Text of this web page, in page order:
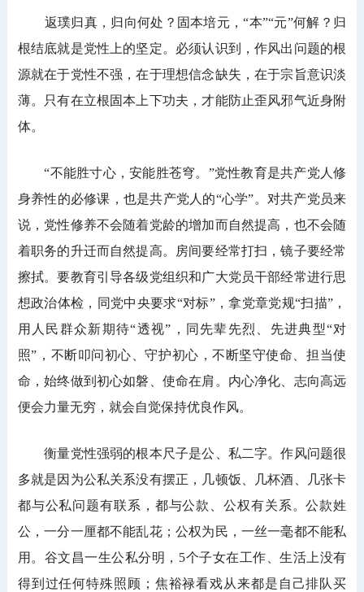
返璞归真，归向何处？固本培元，“本”“元”何解？归
根结底就是党性上的坚定。必须认识到，作风出问题的根
源就在于党性不强，在于理想信念缺失，在于宗旨意识淡
薄。只有在立根固本上下功夫，才能防止歪风邪气近身附
体。
“不能胜寸心，安能胜苍穹。”党性教育是共产党人修
身养性的必修课，也是共产党人的“心学”。对共产党员来
说，党性修养不会随着党龄的增加而自然提高，也不会随
着职务的升迁而自然提高。房间要经常打扫，镜子要经常
擦拭。要教育引导各级党组织和广大党员干部经常进行思
想政治体检，同党中央要求“对标”，拿党章党规“扫描”，
用人民群众新期待“透视”，同先辈先烈、先进典型“对
照”，不断叩问初心、守护初心，不断坚守使命、担当使
命，始终做到初心如磐、使命在肩。内心净化、志向高远
便会力量无穷，就会自觉保持优良作风。
衡量党性强弱的根本尺子是公、私二字。作风问题很
多就是因为公私关系没有摆正，几顿饭、几杯酒、几张卡
都与公私问题有联系，都与公款、公权有关系。公款姓
公，一分一厘都不能乱花；公权为民，一丝一毫都不能私
用。谷文昌一生公私分明，5个子女在工作、生活上没有
得到过任何特殊照顾；焦裕禄看戏从来都是自己排队买